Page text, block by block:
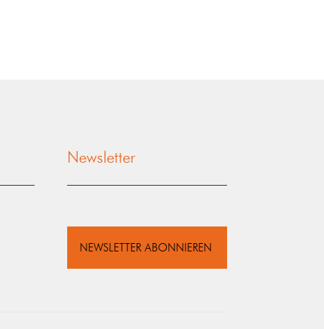
Newsletter
NEWSLETTER ABONNIEREN